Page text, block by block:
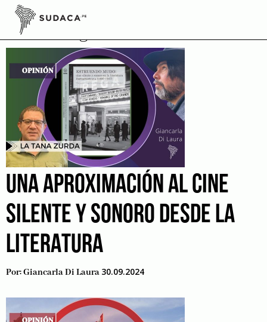
Skip
contentTecnología
UNA APROXIMACIÓN AL CINE
SILENTE Y SONORO DESDE LA
LITERATURA
Por:Giancarla Di Laura 30.09.2024